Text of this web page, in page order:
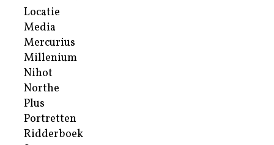
Locatie
Media
Mercurius
Millenium
Nihot
Northe
Plus
Portretten
Ridderboek